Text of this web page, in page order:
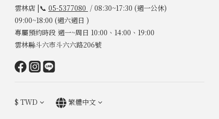
雲林店 |📞 05-5377080 / 08:30~17:30 (週一公休)
09:00~18:00 (週六週日 )
專屬預約時段 週一~周日 10:00、14:00、19:00
雲林縣斗六市斗六六路206號
$ TWD 繁體中文